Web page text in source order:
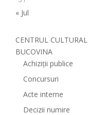
« Jul
CENTRUL CULTURAL
BUCOVINA
Achiziții publice
Concursuri
Acte interne
Decizii numire